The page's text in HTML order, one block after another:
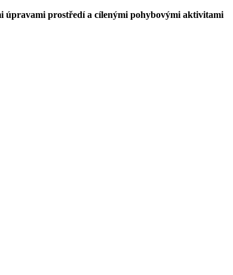
úpravami prostředí a cílenými pohybovými aktivitami